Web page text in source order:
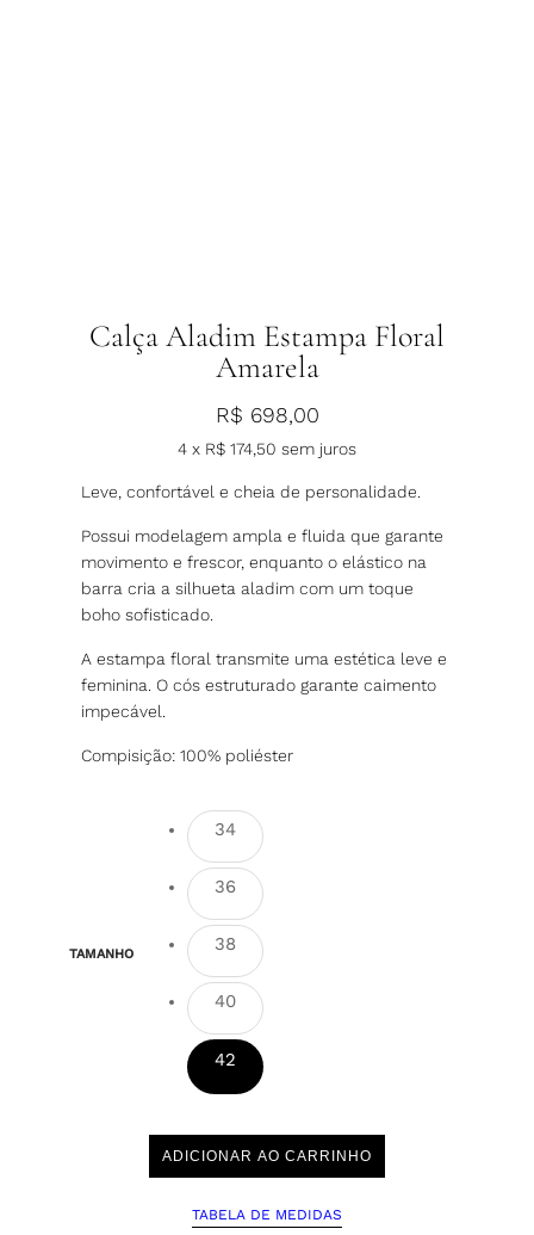
Calça Aladim Estampa Floral
Amarela
R$ 698,00
4 x R$ 174,50 sem juros
Leve, confortável e cheia de personalidade.
Possui modelagem ampla e fluida que garante
movimento e frescor, enquanto o elástico na
barra cria a silhueta aladim com um toque
boho sofisticado.
A estampa floral transmite uma estética leve e
feminina. O cós estruturado garante caimento
impecável.
Compisição: 100% poliéster
TAMANHO
34
36
38
40
42
ADICIONAR AO CARRINHO
TABELA DE MEDIDAS